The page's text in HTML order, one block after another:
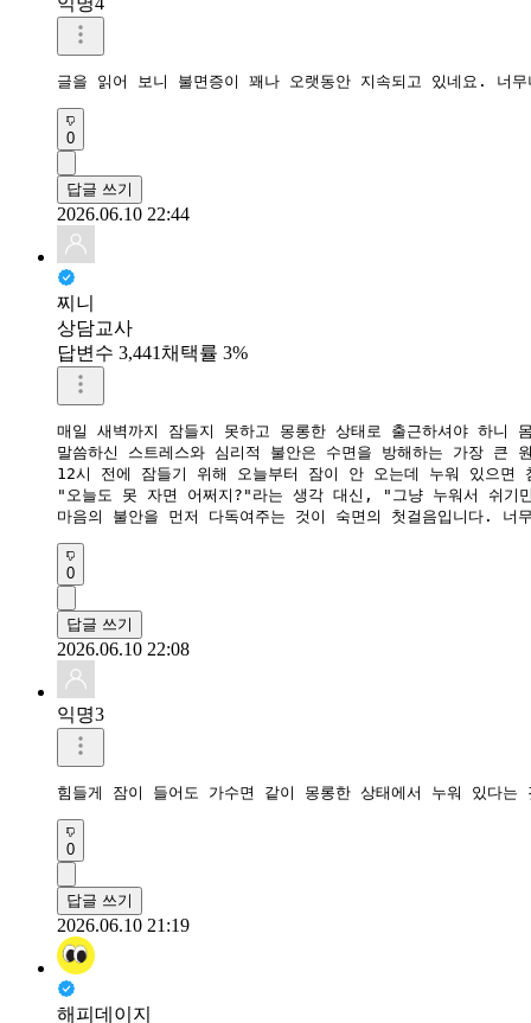
글을 읽어 보니 불면증이 꽤나 오랫동안 지속되고 있네요. 너
0
답글 쓰기
2026.06.10 22:44
찌니
상담교사
답변수 3,441 채택률 3%
매일 새벽까지 잠들지 못하고 몽롱한 상태로 출근하셔야 하
말씀하신 스트레스와 심리적 불안은 수면을 방해하는 가장
​12시 전에 잠들기 위해 오늘부터 잠이 안 오는데 누워 있으
​"오늘도 못 자면 어쩌지?"라는 생각 대신, "그냥 누워서 쉬기
마음의 불안을 먼저 다독여주는 것이 숙면의 첫걸음입니다.
0
답글 쓰기
2026.06.10 22:08
익명3
힘들게 잠이 들어도 가수면 같이 몽롱한 상태에서 누워 있다
0
답글 쓰기
2026.06.10 21:19
해피데이지